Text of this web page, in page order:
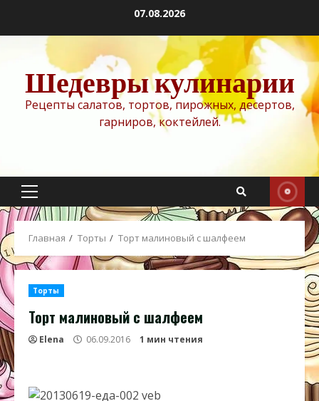
содержимому
07.08.2026
Шедевры кулинарии
Рецепты салатов, тортов, пирожных, десертов,
гарниров, коктейлей.
Основное
меню
Главная Торты Торт малиновый с шалфеем
Торты
Торт малиновый с шалфеем
Elena 06.09.2016 1 мин чтения